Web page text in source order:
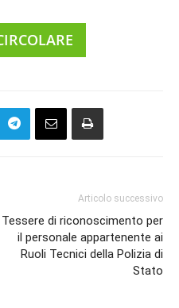
Articolo successivo
Tessere di riconoscimento per
il personale appartenente ai
Ruoli Tecnici della Polizia di
Stato